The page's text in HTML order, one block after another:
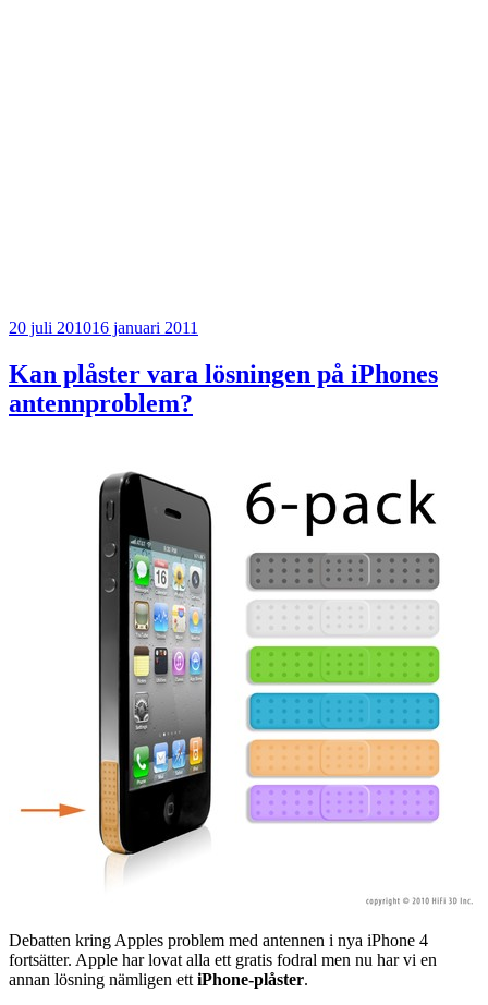
Publicerat
20 juli 201016 januari 2011
Kan plåster vara lösningen på iPhones
antennproblem?
Debatten kring Apples problem med antennen i nya iPhone 4
fortsätter. Apple har lovat alla ett gratis fodral men nu har vi en
annan lösning nämligen ett iPhone-plåster.